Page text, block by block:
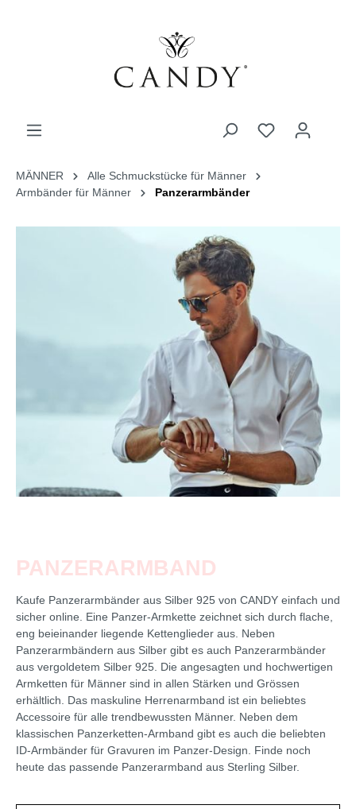
MÄNNER
Alle Schmuckstücke für Männer
Armbänder für Männer
Panzerarmbänder
PANZERARMBAND
Kaufe Panzerarmbänder aus Silber 925 von CANDY einfach und
sicher online. Eine Panzer-Armkette zeichnet sich durch flache,
eng beieinander liegende Kettenglieder aus. Neben
Panzerarmbändern aus Silber gibt es auch Panzerarmbänder
aus vergoldetem Silber 925. Die angesagten und hochwertigen
Armketten für Männer sind in allen Stärken und Grössen
erhältlich. Das maskuline Herrenarmband ist ein beliebtes
Accessoire für alle trendbewussten Männer. Neben dem
klassischen Panzerketten-Armband gibt es auch die beliebten
ID-Armbänder für Gravuren im Panzer-Design. Finde noch
heute das passende Panzerarmband aus Sterling Silber.